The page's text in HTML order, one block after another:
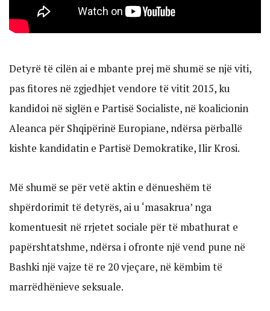
Detyrë të cilën ai e mbante prej më shumë se një viti,
pas fitores në zgjedhjet vendore të vitit 2015, ku
kandidoi në siglën e Partisë Socialiste, në koalicionin
Aleanca për Shqipërinë Europiane, ndërsa përballë
kishte kandidatin e Partisë Demokratike, Ilir Krosi.
Më shumë se për vetë aktin e dënueshëm të
shpërdorimit të detyrës, ai u ‘masakrua’ nga
komentuesit në rrjetet sociale për të mbathurat e
papërshtatshme, ndërsa i ofronte një vend pune në
Bashki një vajze të re 20 vjeçare, në këmbim të
marrëdhënieve seksuale.